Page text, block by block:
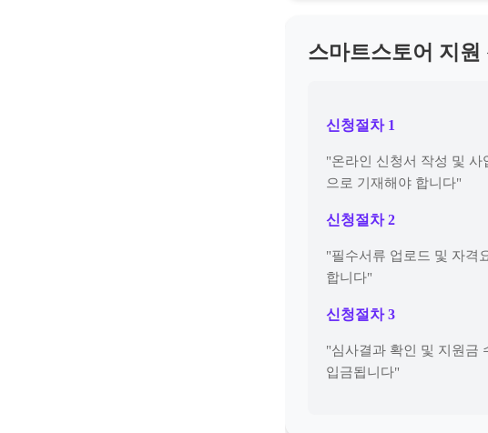
스마트스토어 지원
신청절차 1
"온라인 신청서 작성 및
으로 기재해야 합니다"
신청절차 2
"필수서류 업로드 및 자격
합니다"
신청절차 3
"심사결과 확인 및 지원금
입금됩니다"